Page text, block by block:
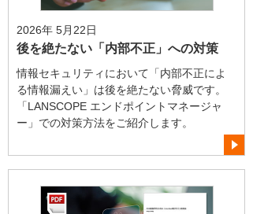
2026年 5月22日
後を絶たない「内部不正」への対策
情報セキュリティにおいて「内部不正によ
る情報漏えい」は後を絶たない脅威です。
「LANSCOPE エンドポイントマネージャ
ー」での対策方法をご紹介します。